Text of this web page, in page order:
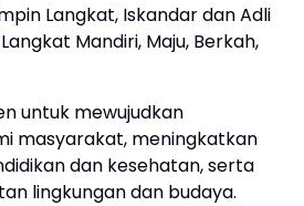
Langkat, Iskandar dan Adli
Mandiri, Maju, Berkah,
untuk mewujudkan
masyarakat, meningkatkan
dan kesehatan, serta
lingkungan dan budaya.